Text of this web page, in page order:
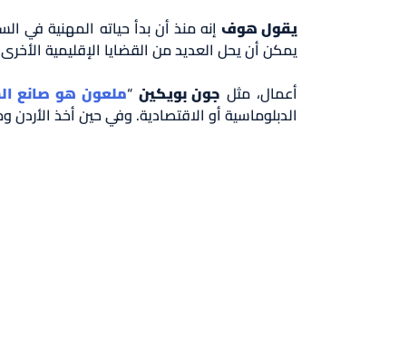
يقول هوف إنه منذ أن بدأ حياته المهنية في
يمكن أن يحل العديد من القضايا الإقليمية
أعمال، مثل جون بويكين “ملعون هو صانع
الدبلوماسية أو الاقتصادية. وفي حين أخذ